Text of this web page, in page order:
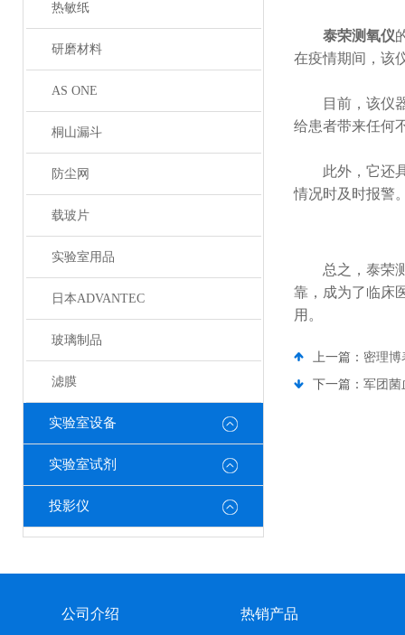
热敏纸
研磨材料
AS ONE
桐山漏斗
防尘网
载玻片
实验室用品
日本ADVANTEC
玻璃制品
滤膜
实验室设备
实验室试剂
投影仪
泰荣测氧仪
在疫情期间，该
目前，该仪器
给患者带来任何
此外，它还具
情况时及时报警
总之，泰荣测
靠，成为了临床
用。
上一篇： 密理博
下一篇： 军团菌
公司介绍 热销产品